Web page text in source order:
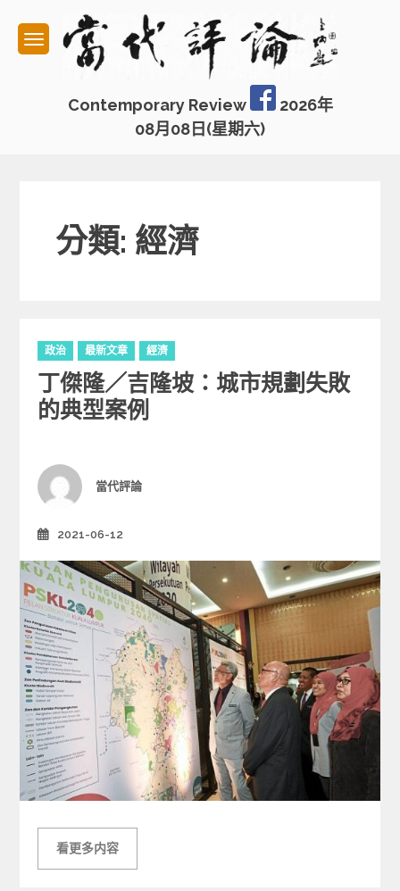
content
Contemporary Review
2026年
08月08日(星期六)
分類: 經濟
C
a
e
g
i
e
政治 最新文章 經濟
丁傑隆／吉隆坡：城市規劃失敗
的典型案例
Author
當代評論
2021-06-12
看更多内容